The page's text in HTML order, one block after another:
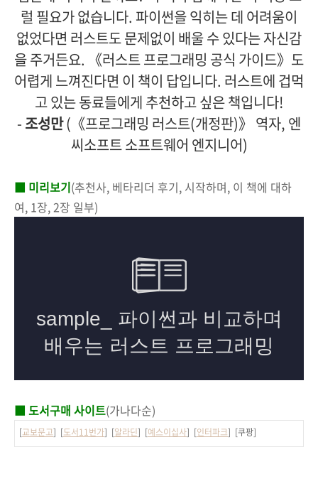
럴 필요가 없습니다. 파이썬을 익히는 데 어려움이
없었다면 러스트도 문제없이 배울 수 있다는 자신감
을 주거든요. 《러스트 프로그래밍 공식 가이드》도
어렵게 느껴진다면 이 책이 답입니다. 러스트에 겁먹
고 있는 동료들에게 추천하고 싶은 책입니다!
- 조성만(《프로그래밍 러스트(개정판)》 역자, 엔
씨소프트 소프트웨어 엔지니어)
■ 미리보기(추천사, 베타리더 후기, 시작하며, 이 책에 대하
여, 1장, 2장 일부)
■ 도서구매 사이트(가나다순)
[교보문고] [도서11번가] [알라딘] [예스이십사] [인터파크] [쿠팡]